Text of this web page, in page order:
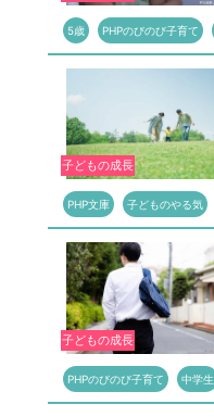
5歳 PHPのびのび子育て
子どもの成長
PHP文庫 子どものやる気
子どもの成長
PHPのびのび子育て 中学生